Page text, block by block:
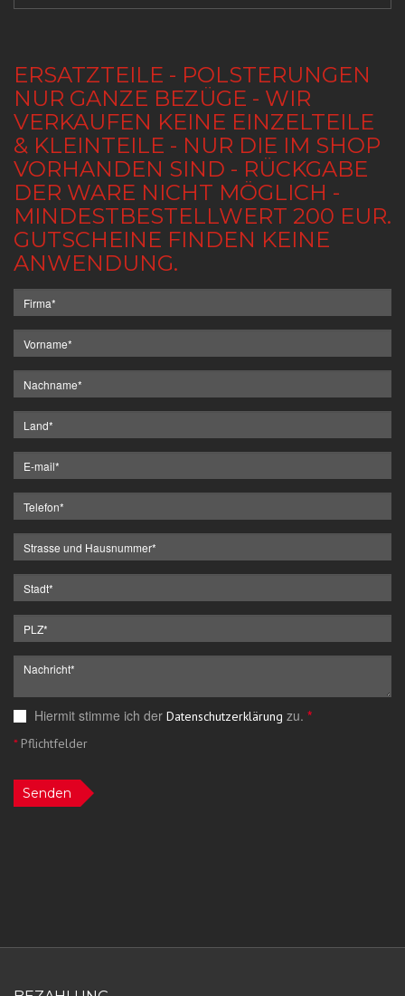
ERSATZTEILE - POLSTERUNGEN
NUR GANZE BEZÜGE - WIR
VERKAUFEN KEINE EINZELTEILE
& KLEINTEILE - NUR DIE IM SHOP
VORHANDEN SIND - RÜCKGABE
DER WARE NICHT MÖGLICH -
MINDESTBESTELLWERT 200 EUR.
GUTSCHEINE FINDEN KEINE
ANWENDUNG.
Hiermit stimme ich der Datenschutzerklärung zu. *
*Pflichtfelder
Senden